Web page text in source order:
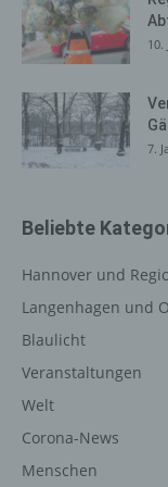
10.
7.
Beliebte
Hannover und
Langenhagen und
Blaulicht
Veranstaltungen
Welt
Corona-News
Menschen
einen oder
einen
eine interne
Verantwortlichen
Durch eine
vergebene IP-
erfolgt vor dem
unserer Dienste
aufzuklären.
zur Absicherung
Verantwortlichen
gesetzliche
Weitergabe der